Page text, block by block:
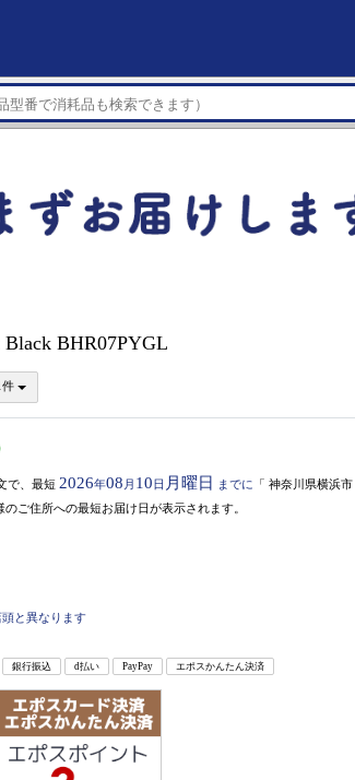
BHR07PYGL
件
で、最短 2026年08 月 10日 月曜日 までに 「 神奈川県横浜市
ご住所への最短お届け日が表示されます。
と異なります
銀行振込 d払い PayPay エポスかんたん決済